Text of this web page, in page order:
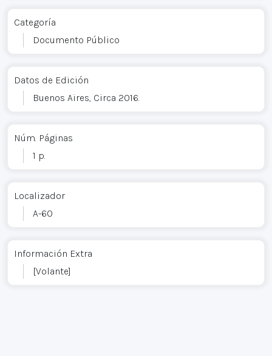
Categoría
Documento Público
Datos de Edición
Buenos Aires, Circa 2016.
Núm. Páginas
1 p.
Localizador
A-60
Información Extra
[Volante]